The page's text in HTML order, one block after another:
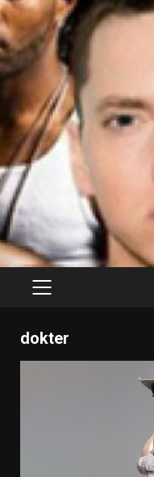
PRIMARY
dokter